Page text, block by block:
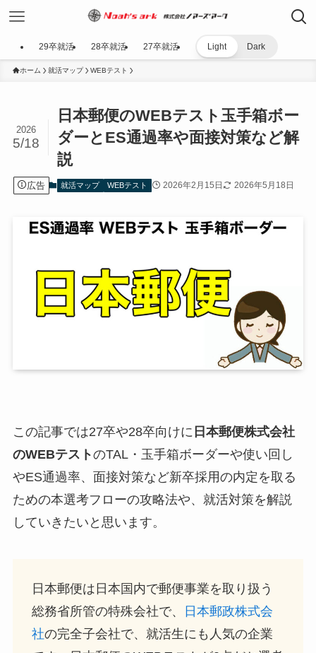
29卒就活 28卒就活 27卒就活 Light Dark
ホーム 就活マップ WEBテスト
日本郵便のWEBテスト玉手箱ボー
ダーとES通過率や面接対策など解
説
2026
5/18
広告 就活マップ WEBテスト 2026年2月15日 2026年5月18日
この記事では27卒や28卒向けに 日本郵便株式会社
のWEBテストのTAL・玉手箱ボーダーや使い回し
やES通過率、面接対策など新卒採用の内定を取る
ための本選考フローの攻略法や、就活対策を解説
していきたいと思います。
日本郵便は日本国内で郵便事業を取り扱う
総務省所管の特殊会社で、
日本郵政株式会
社の完全子会社で、就活生にも人気の企業